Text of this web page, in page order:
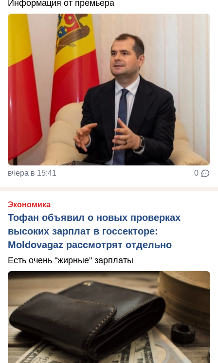
Информация от премьера
вчера в 15:41 0
Экономика
Тофан объявил о новых проверках
высоких зарплат в госсекторе:
Moldovagaz рассмотрят отдельно
Есть очень "жирные" зарплаты